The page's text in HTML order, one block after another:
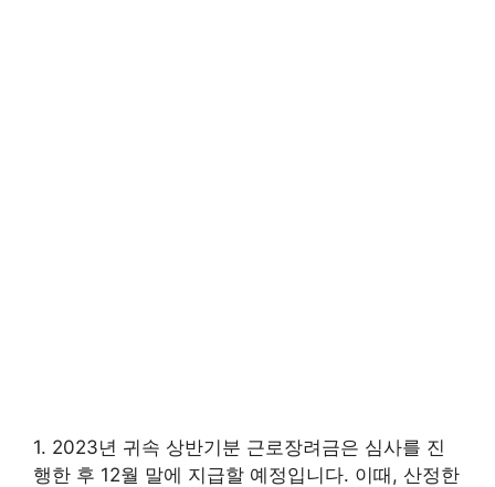
1. 2023년 귀속 상반기분 근로장려금은 심사를 진
행한 후 12월 말에 지급할 예정입니다. 이때, 산정한